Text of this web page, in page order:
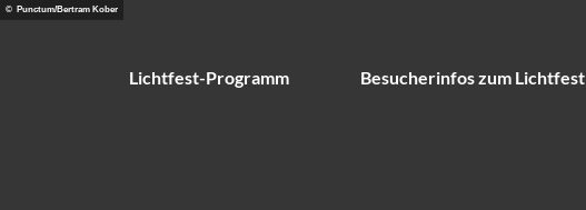
Z
Lichtfest-Programm Besucherinfos zum Lichtfest
© Punctum/Bertram Kober